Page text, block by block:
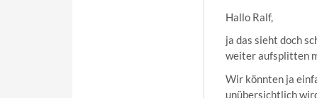
Hallo Ralf,
ja das sieht doch
weiter aufsplitten
Wir könnten ja
unübersichtlich